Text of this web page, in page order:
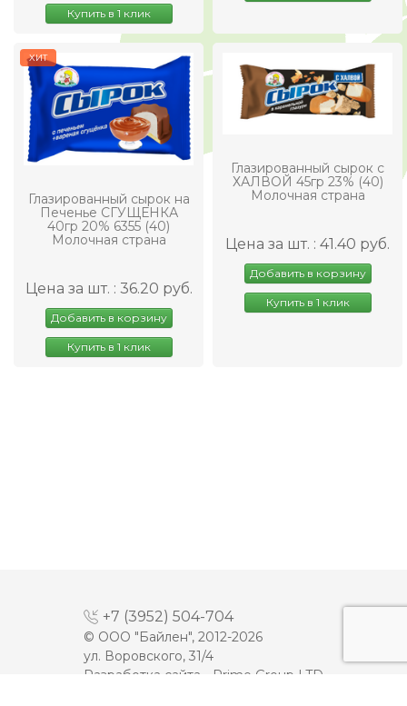
Купить в 1 клик
ХИТ
Глазированный сырок на
Печенье СГУЩЕНКА
40гр 20% 6355 (40)
Молочная страна
Цена за шт. : 36.20 руб.
Добавить в корзину
Купить в 1 клик
Глазированный сырок с
ХАЛВОЙ 45гр 23% (40)
Молочная страна
Цена за шт. : 41.40 руб.
Добавить в корзину
Купить в 1 клик
+7 (3952) 504-704
© ООО "Байлен", 2012-2026
ул. Воровского, 31/4
Разработка сайта -
Prime Group LTD